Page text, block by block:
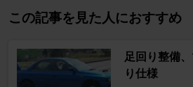
この記事を見た人におすすめ
足回り整備
り仕様